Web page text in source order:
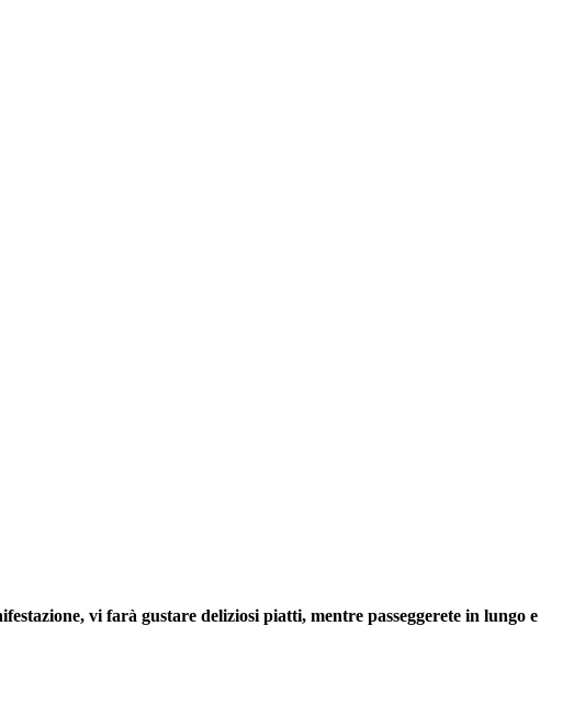
vi farà gustare deliziosi piatti, mentre passeggerete in lungo e